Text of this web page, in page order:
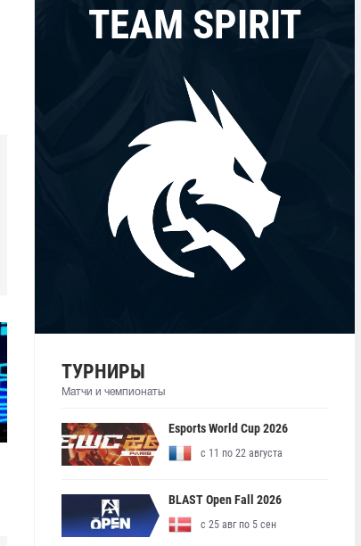
TEAM SPIRIT
ТУРНИРЫ
Матчи и чемпионаты
Esports World Cup 2026
с 11 по 22 августа
BLAST Open Fall 2026
с 25 авг по 5 сен